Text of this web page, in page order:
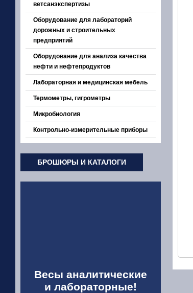
ветсанэкспертизы
Оборудование для лабораторий
дорожных и строительных
предприятий
Оборудование для анализа качества
нефти и нефтепродуктов
Лабораторная и медицинская мебель
Термометры, гигрометры
Микробиология
Контрольно-измерительные приборы
БРОШЮРЫ И КАТАЛОГИ
Весы аналитические
и лабораторные!